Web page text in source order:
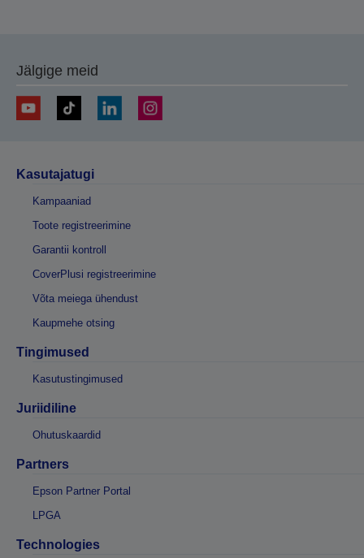
Jälgige meid
Kasutajatugi
Kampaaniad
Toote registreerimine
Garantii kontroll
CoverPlusi registreerimine
Võta meiega ühendust
Kaupmehe otsing
Tingimused
Kasutustingimused
Juriidiline
Ohutuskaardid
Partners
Epson Partner Portal
LPGA
Technologies